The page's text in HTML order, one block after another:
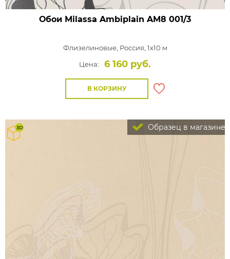
Обои Milassa Ambiplain AM8 001/3
Флизелиновые, Россия, 1x10 м
Цена:
6 160 руб.
В КОРЗИНУ
Образец в магазине